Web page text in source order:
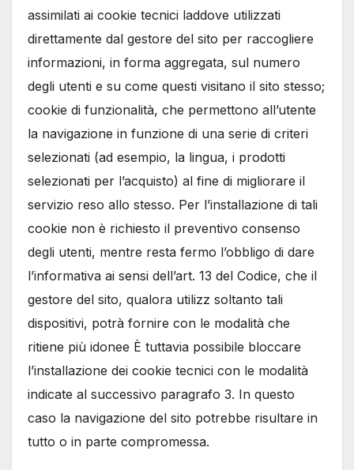
assimilati ai cookie tecnici laddove utilizzati
direttamente dal gestore del sito per raccogliere
informazioni, in forma aggregata, sul numero
degli utenti e su come questi visitano il sito stesso;
cookie di funzionalità, che permettono all’utente
la navigazione in funzione di una serie di criteri
selezionati (ad esempio, la lingua, i prodotti
selezionati per l’acquisto) al fine di migliorare il
servizio reso allo stesso. Per l’installazione di tali
cookie non è richiesto il preventivo consenso
degli utenti, mentre resta fermo l’obbligo di dare
l’informativa ai sensi dell’art. 13 del Codice, che il
gestore del sito, qualora utilizz soltanto tali
dispositivi, potrà fornire con le modalità che
ritiene più idonee È tuttavia possibile bloccare
l’installazione dei cookie tecnici con le modalità
indicate al successivo paragrafo 3. In questo
caso la navigazione del sito potrebbe risultare in
tutto o in parte compromessa.